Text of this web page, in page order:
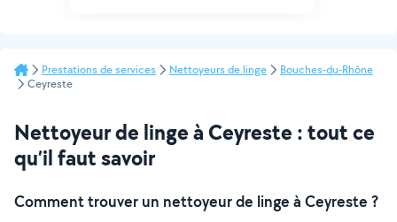
Prestations de services Nettoyeurs de linge
Bouches-du-Rhône
Ceyreste
Nettoyeur de linge à Ceyreste : tout ce
qu’il faut savoir
Comment trouver un nettoyeur de linge à Ceyreste ?